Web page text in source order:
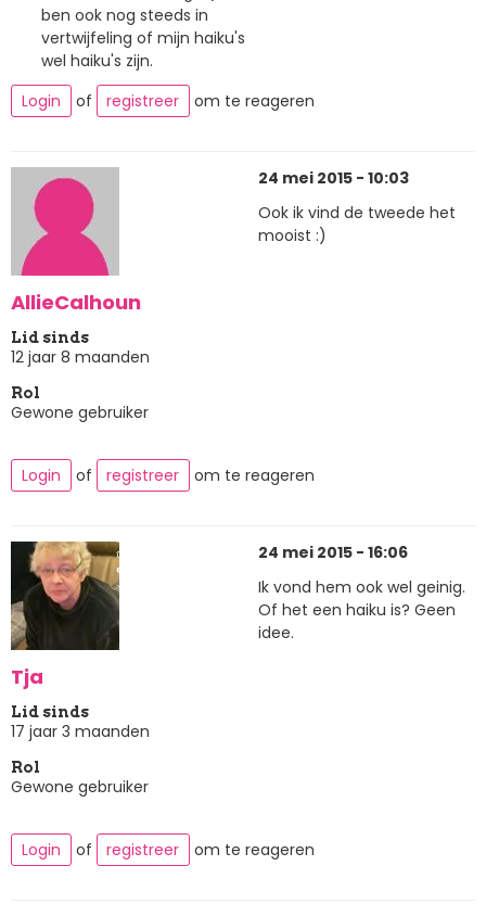
ben ook nog steeds in
vertwijfeling of mijn haiku's
wel haiku's zijn.
Login
of registreer om te reageren
AllieCalhoun
Lid sinds
12 jaar 8 maanden
Rol
Gewone gebruiker
24 mei 2015 - 10:03
Ook ik vind de tweede het
mooist :)
Login of registreer om te reageren
Tja
Lid sinds
17 jaar 3 maanden
Rol
Gewone gebruiker
24 mei 2015 - 16:06
Ik vond hem ook wel geinig.
Of het een haiku is? Geen
idee.
Login of registreer om te reageren